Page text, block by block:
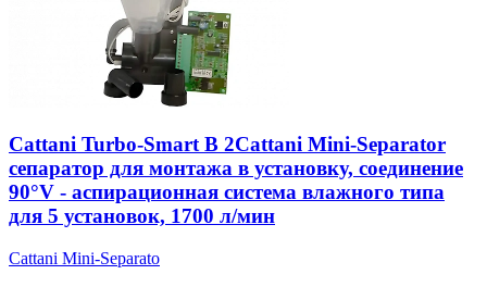
Cattani Turbo-Smart В 2Cattani Mini-Separator
сепаратор для монтажа в установку, соединение
90°V - аспирационная система влажного типа
для 5 установок, 1700 л/мин
Cattani Mini-Separato